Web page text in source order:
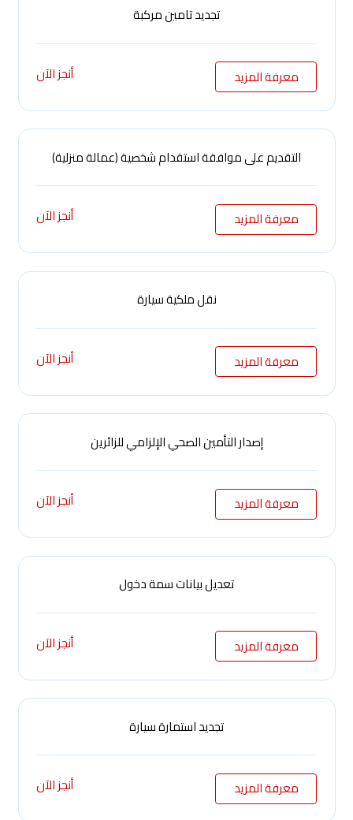
تجديد تامين مركبة
أنجز الآن معرفة المزيد
التقديم على موافقة استقدام شخصية (عمالة منزلية)
أنجز الآن معرفة المزيد
نقل ملكية سيارة
أنجز الآن معرفة المزيد
إصدار التأمين الصحي الإلزامي للزائرين
أنجز الآن معرفة المزيد
تعديل بيانات سمة دخول
أنجز الآن معرفة المزيد
تجديد استمارة سيارة
أنجز الآن معرفة المزيد